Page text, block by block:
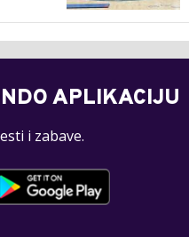
APLIKACIJU
i zabave.